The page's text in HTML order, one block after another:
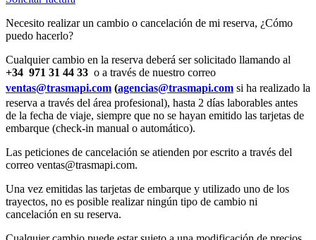
Necesito realizar un cambio o cancelación de mi reserva, ¿Cómo
puedo hacerlo?
Cualquier cambio en la reserva deberá ser solicitado llamando al
+34 971 31 44 33 o a través de nuestro correo
ventas@trasmapi.com (agencias@trasmapi.com si ha realizado la
reserva a través del área profesional), hasta 2 días laborables antes
de la fecha de viaje, siempre que no se hayan emitido las tarjetas de
embarque (check-in manual o automático).
Las peticiones de cancelación se atienden por escrito a través del
correo ventas@trasmapi.com.
Una vez emitidas las tarjetas de embarque y utilizado uno de los
trayectos, no es posible realizar ningún tipo de cambio ni
cancelación en su reserva.